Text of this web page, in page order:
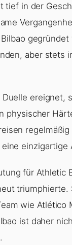
tief in der
aber stets
ereignet,
physischer
einzigartige
für Athletic
triumphierte.
wie Atlético
ist daher